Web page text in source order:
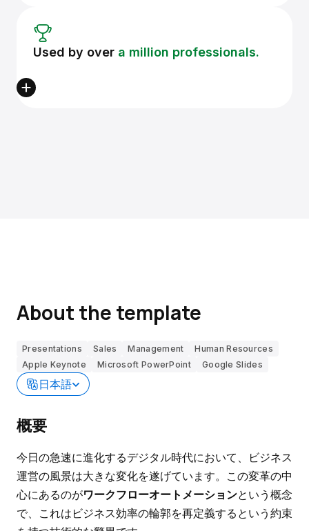
Used by over a million professionals.
About the template
Presentations Sales Management
Human Resources
Apple Keynote
Microsoft PowerPoint Google Slides
日本語
概要
今日の急速に進化するデジタル時代において、ビジネス
運営の風景は大きな変化を遂げています。この変革の中
心にあるのがワークフローオートメーションという概念
で、これはビジネス効率の輪郭を再定義するという約束